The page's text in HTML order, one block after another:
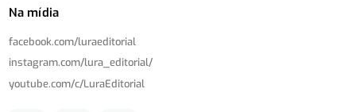
Na mídia
facebook.com/luraeditorial
instagram.com/lura_editorial/
youtube.com/c/LuraEditorial